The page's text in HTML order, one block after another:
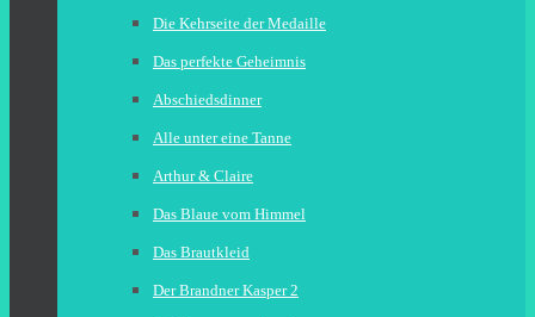
Die Kehrseite der Medaille
Das perfekte Geheimnis
Abschiedsdinner
Alle unter eine Tanne
Arthur & Claire
Das Blaue vom Himmel
Das Brautkleid
Der Brandner Kasper 2